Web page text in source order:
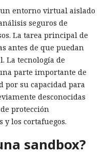
entorno virtual aislado
seguros de
La tarea principal de
antes de que puedan
La tecnología de
parte importante de
por su capacidad para
desconocidas
protección
los cortafuegos.
sandbox?